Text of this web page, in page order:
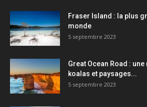
Fraser Island : la plus
monde
5 septembre 2023
Great Ocean Road :
koalas et paysages...
5 septembre 2023